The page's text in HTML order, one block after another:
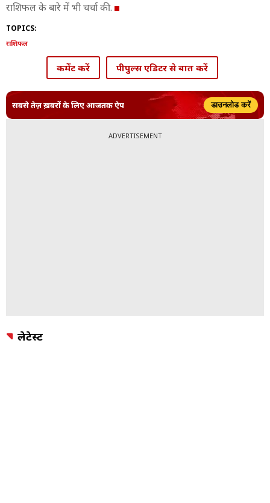
राशिफल के बारे में भी चर्चा की.
TOPICS:
राशिफल
कमेंट करें पीपुल्स एडिटर से बात करें
सबसे तेज़ ख़बरों के लिए आजतक ऐप डाउनलोड करें
ADVERTISEMENT
लेटेस्ट